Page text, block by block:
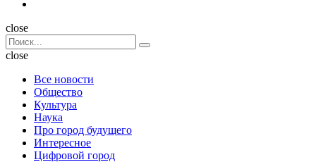
Поиск
close
Search
for:
Поиск
close
Все новости
Общество
Культура
Наука
Про город будущего
Интересное
Цифровой город